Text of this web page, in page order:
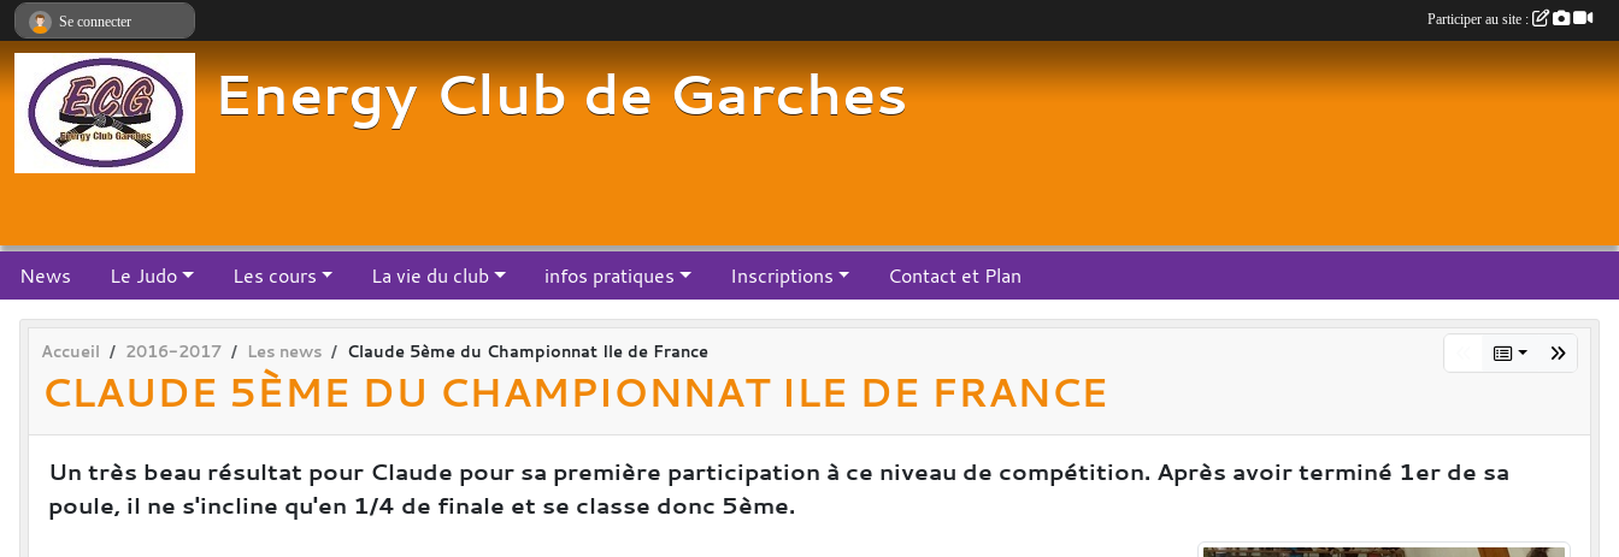
Energy Club de Garches
News Le Judo Les cours La vie du club infos pratiques Inscriptions Contact et Plan
Accueil 2016-2017 Les news Claude 5ème du Championnat Ile de France
CLAUDE 5ÈME DU CHAMPIONNAT ILE DE FRANCE
Un très beau résultat pour Claude pour sa première participation à ce niveau de compétition. Après avoir terminé 1er de sa
poule, il ne s'incline qu'en 1/4 de finale et se classe donc 5ème.
Se connecter Participer au site :
Panneau de gestion des cookies